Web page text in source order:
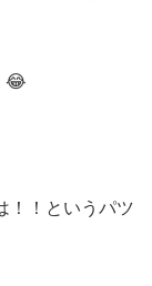
😂
！！というパツ